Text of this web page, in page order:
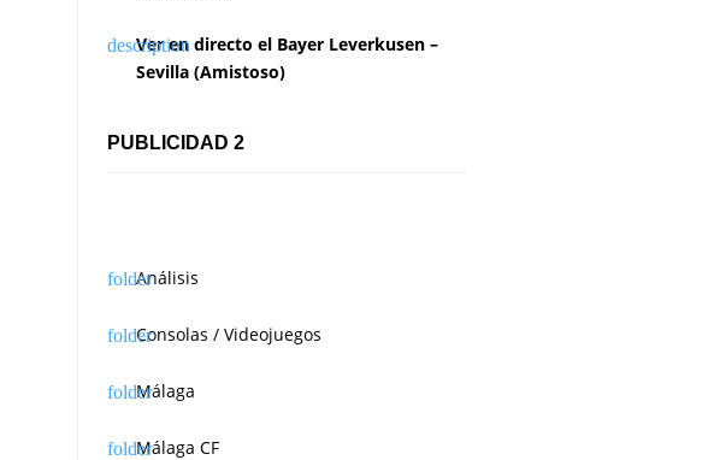
Ver en directo el Bayer Leverkusen –
Sevilla (Amistoso)
PUBLICIDAD 2
Análisis
Consolas / Videojuegos
Málaga
Málaga CF